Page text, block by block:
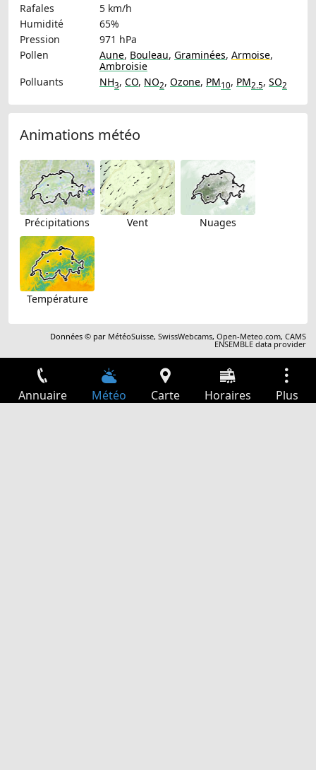
Rafales
5 km/h
Humidité
65%
Pression
971 hPa
Pollen
Aune, Bouleau, Graminées, Armoise,
Ambroisie
Polluants
NH3, CO, NO2, Ozone, PM10, PM2.5, SO2
Animations météo
Précipitations Vent Nuages
Température
Données © par MétéoSuisse,SwissWebcams,Open-Meteo.com,CAMS
ENSEMBLE data provider
Annuaire Météo Carte Horaires Plus